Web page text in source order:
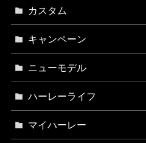
カスタム
キャンペーン
ニューモデル
ハーレーライフ
マイハーレー